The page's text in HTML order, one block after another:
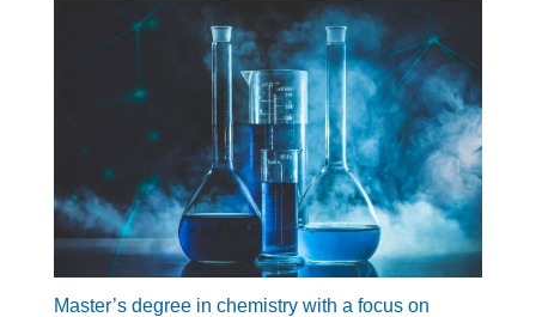
Master’s degree in chemistry with a focus on